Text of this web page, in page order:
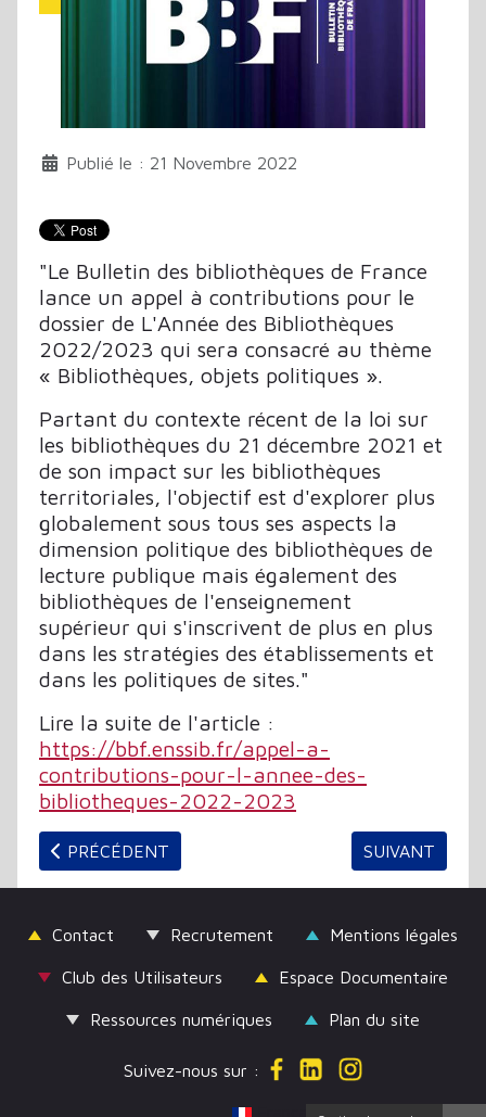
Publié le : 21 Novembre 2022
"Le Bulletin des bibliothèques de France
lance un appel à contributions pour le
dossier de L'Année des Bibliothèques
2022/2023 qui sera consacré au thème
« Bibliothèques, objets politiques ».
Partant du contexte récent de la loi sur
les bibliothèques du 21 décembre 2021 et
de son impact sur les bibliothèques
territoriales, l'objectif est d'explorer plus
globalement sous tous ses aspects la
dimension politique des bibliothèques de
lecture publique mais également des
bibliothèques de l'enseignement
supérieur qui s'inscrivent de plus en plus
dans les stratégies des établissements et
dans les politiques de sites."
Lire la suite de l'article :
https://bbf.enssib.fr/appel-a-
contributions-pour-l-annee-des-
bibliotheques-2022-2023
ARTICLE PRÉCÉDENT : ABF : LE BULLETIN N°1 -
PRÉCÉDENT ARTICLE
SUIVANT
Contact Recrutement Mentions légales
Club des Utilisateurs Espace Documentaire
Ressources numériques Plan du site
Suivez-nous sur :
Sélectionnez votre langue Français (France)